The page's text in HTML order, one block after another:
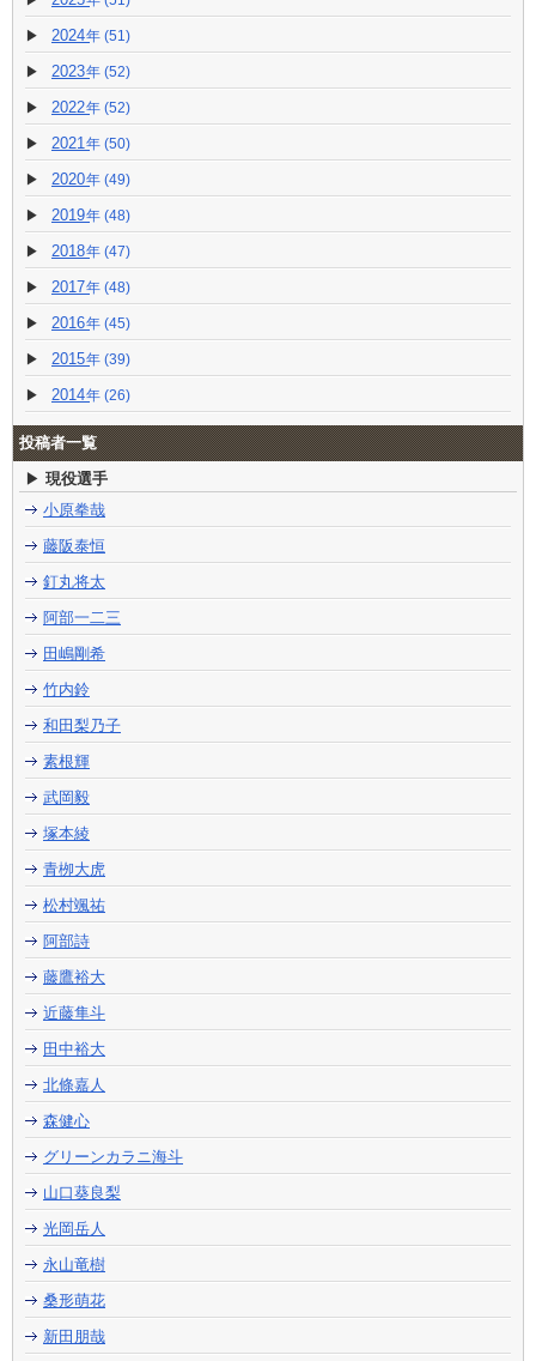
2024 (51)
2023 (52)
2022 (52)
2021 (50)
2020 (49)
2019 (48)
2018 (47)
2017 (48)
2016 (45)
2015 (39)
2014 (26)
投稿者一覧
現役選手
小原拳哉
藤阪泰恒
釘丸将太
阿部一二三
田嶋剛希
竹内鈴
和田梨乃子
素根輝
武岡毅
塚本綾
青栁大虎
松村颯祐
阿部詩
藤鷹裕大
近藤隼斗
田中裕大
北條嘉人
森健心
グリーンカラニ海斗
山口葵良梨
光岡岳人
永山竜樹
桑形萌花
新田朋哉